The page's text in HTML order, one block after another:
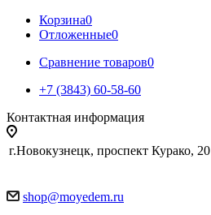
Корзина0
Отложенные0
Сравнение товаров0
+7 (3843) 60-58-60
Контактная информация
г.Новокузнецк, проспект Курако, 20
shop@moyedem.ru